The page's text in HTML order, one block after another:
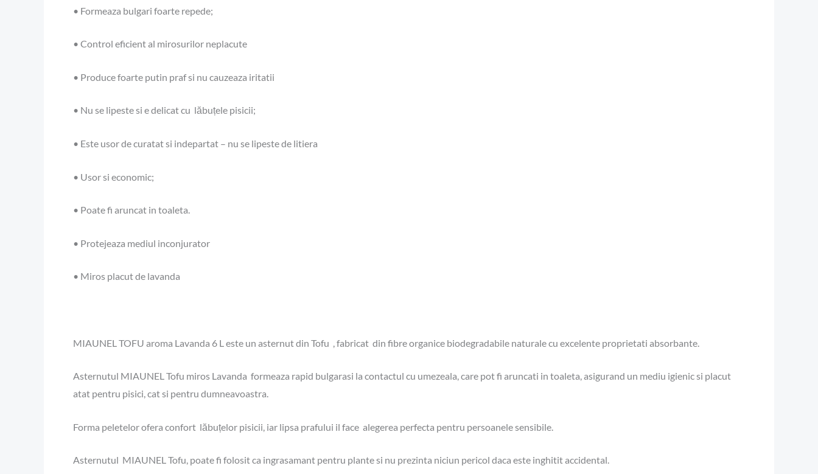
• Formeaza bulgari foarte repede;
• Control eficient al mirosurilor neplacute
• Produce foarte putin praf si nu cauzeaza iritatii
• Nu se lipeste si e delicat cu lăbuțele pisicii;
• Este usor de curatat si indepartat – nu se lipeste de litiera
• Usor si economic;
• Poate fi aruncat in toaleta.
• Protejeaza mediul inconjurator
• Miros placut de lavanda
MIAUNEL TOFU aroma Lavanda 6 L este un asternut din Tofu , fabricat din fibre organice biodegradabile naturale cu excelente proprietati absorbante.
Asternutul MIAUNEL Tofu miros Lavanda formeaza rapid bulgarasi la contactul cu umezeala, care pot fi aruncati in toaleta, asigurand un mediu igienic si placut
atat pentru pisici, cat si pentru dumneavoastra.
Forma peletelor ofera confort lăbuțelor pisicii, iar lipsa prafului il face alegerea perfecta pentru persoanele sensibile.
Asternutul MIAUNEL Tofu, poate fi folosit ca ingrasamant pentru plante si nu prezinta niciun pericol daca este inghitit accidental.